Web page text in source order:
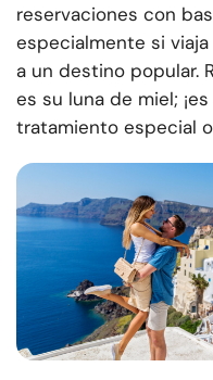
reservaciones con
especialmente si
a un destino popular.
es su luna de miel;
tratamiento especial